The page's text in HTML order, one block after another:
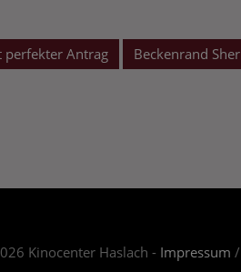
perfekter Antrag Beckenrand
Kinocenter Haslach - Impressum /